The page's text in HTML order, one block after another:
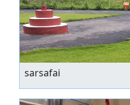
sarsafai